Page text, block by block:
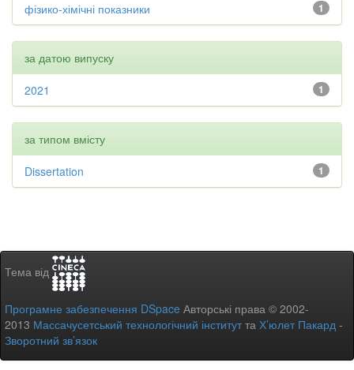
1
фізико-хімічні показники
за датою випуску
1
2021
за типом вмісту
1
Dissertation
Тема від
Програмне забезпечення DSpace Авторські права © 2002-
2013 Массачусетський технологічний інститутта Х’юлет Пакард -
Зворотний зв’язок